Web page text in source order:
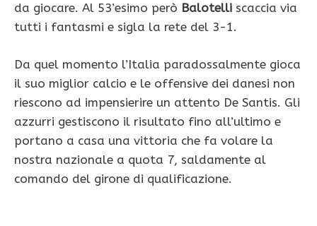
da giocare. Al 53’esimo però Balotelli scaccia via
tutti i fantasmi e sigla la rete del 3-1.
Da quel momento l’Italia paradossalmente gioca
il suo miglior calcio e le offensive dei danesi non
riescono ad impensierire un attento De Santis. Gli
azzurri gestiscono il risultato fino all’ultimo e
portano a casa una vittoria che fa volare la
nostra nazionale a quota 7, saldamente al
comando del girone di qualificazione.